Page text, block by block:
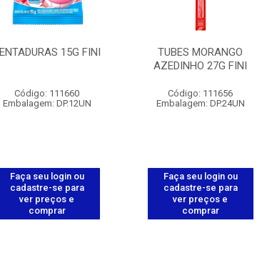
15G FINI
Código: 111660
Embalagem: DP.12UN
Faça seu login ou
cadastre-se para
ver preços e
comprar
TUBES MORANGO
AZEDINHO 27G FINI
Código: 111656
Embalagem: DP.24UN
Faça seu login ou
cadastre-se para
ver preços e
comprar